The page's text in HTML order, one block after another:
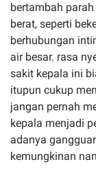
bertambah
berat, seperti
berhubungan
air besar. rasa
sakit kepala ini
itupun cukup
jangan pernah
kepala menjadi
adanya
kemungkinan